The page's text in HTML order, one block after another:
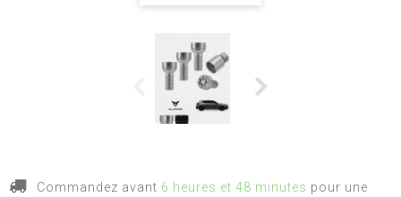
Commandez avant 6 heures et 48 minutes pour une